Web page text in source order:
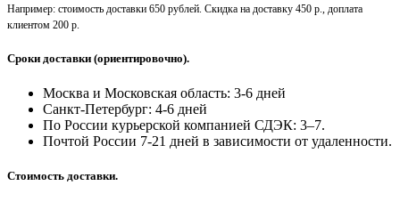
Например: стоимость доставки 650 рублей. Скидка на доставку 450 р., доплата
клиентом 200 р.
Сроки доставки (ориентировочно).
Москва и Московская область: 3-6 дней
Санкт-Петербург: 4-6 дней
По России курьерской компанией СДЭК: 3–7.
Почтой России 7-21 дней в зависимости от удаленности.
Стоимость доставки.